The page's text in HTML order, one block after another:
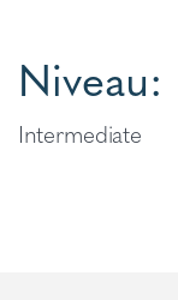
Niveau:
Intermediate